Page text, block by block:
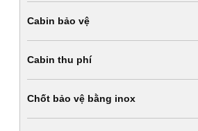
Cabin bảo vệ
Cabin thu phí
Chốt bảo vệ bằng inox